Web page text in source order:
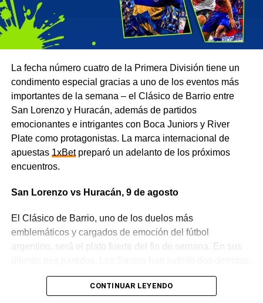
La fecha número cuatro de la Primera División tiene un
condimento especial gracias a uno de los eventos más
importantes de la semana – el Clásico de Barrio entre
San Lorenzo y Huracán, además de partidos
emocionantes e intrigantes con Boca Juniors y River
Plate como protagonistas. La marca internacional de
apuestas 1xBetpreparó un adelanto de los próximos
encuentros.
San Lorenzo vs Huracán, 9 de agosto
El Clásico de Barrio, uno de los duelos más
emblemáticos y cargados de emoción del fútbol
argentino, será el plato fuerte del fin de semana. En sus
mientras que El Globo ha conseguido sumar cuatro
puntos. El cruce entre estos dos viejos rivales va mucho
CONTINUAR LEYENDO